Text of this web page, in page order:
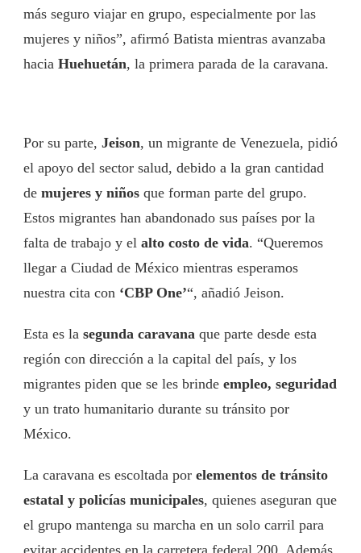
más seguro viajar en grupo, especialmente por las
mujeres y niños”, afirmó Batista mientras avanzaba
hacia Huehuetán, la primera parada de la caravana.
Por su parte, Jeison, un migrante de Venezuela, pidió
el apoyo del sector salud, debido a la gran cantidad
de mujeres y niños que forman parte del grupo.
Estos migrantes han abandonado sus países por la
falta de trabajo y el alto costo de vida. “Queremos
llegar a Ciudad de México mientras esperamos
nuestra cita con ‘CBP One’“, añadió Jeison.
Esta es la segunda caravana que parte desde esta
región con dirección a la capital del país, y los
migrantes piden que se les brinde empleo, seguridad
y un trato humanitario durante su tránsito por
México.
La caravana es escoltada por elementos de tránsito
estatal y policías municipales, quienes aseguran que
el grupo mantenga su marcha en un solo carril para
evitar accidentes en la carretera federal 200. Además,